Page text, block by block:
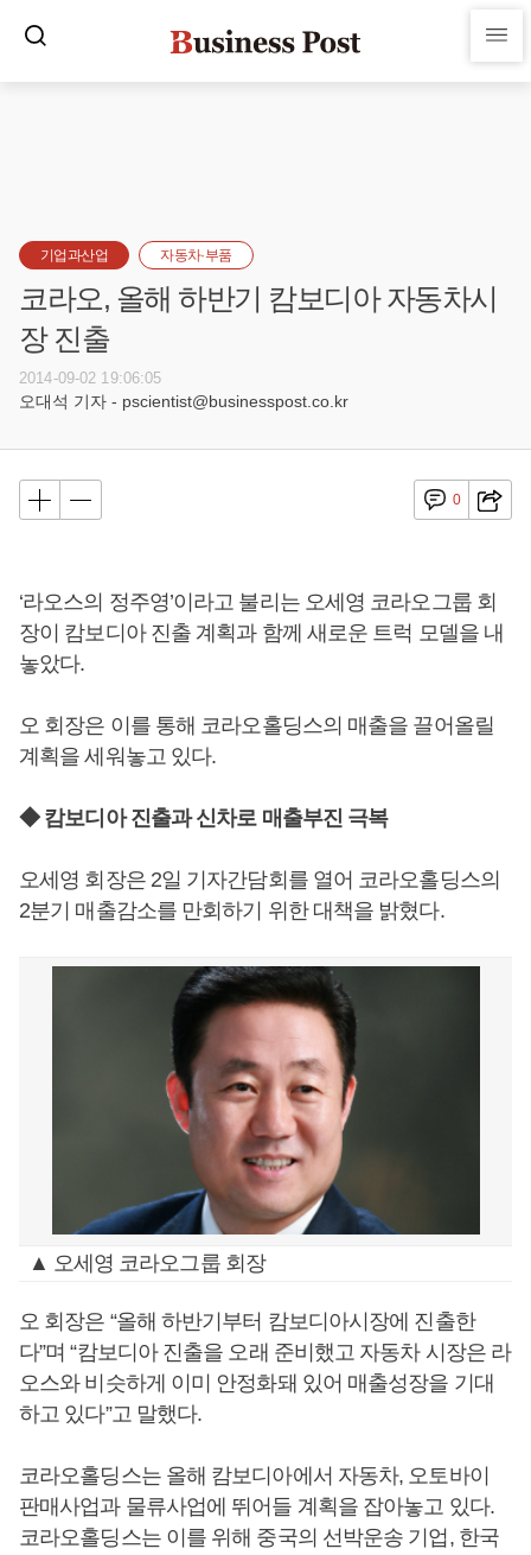
기업과산업 자동차·부품
코라오, 올해 하반기 캄보디아 자동차시
장 진출
2014-09-02 19:06:05
오대석 기자 - pscientist@businesspost.co.kr
0
‘라오스의 정주영’이라고 불리는 오세영 코라오그룹 회
장이 캄보디아 진출 계획과 함께 새로운 트럭 모델을 내
놓았다.
오 회장은 이를 통해 코라오홀딩스의 매출을 끌어올릴
계획을 세워놓고 있다.
◆ 캄보디아 진출과 신차로 매출부진 극복
오세영 회장은 2일 기자간담회를 열어 코라오홀딩스의
2분기 매출감소를 만회하기 위한 대책을 밝혔다.
▲ 오세영 코라오그룹 회장
오 회장은 “올해 하반기부터 캄보디아시장에 진출한
다”며 “캄보디아 진출을 오래 준비했고 자동차 시장은 라
오스와 비슷하게 이미 안정화돼 있어 매출성장을 기대
하고 있다”고 말했다.
코라오홀딩스는 올해 캄보디아에서 자동차, 오토바이
판매사업과 물류사업에 뛰어들 계획을 잡아놓고 있다.
코라오홀딩스는 이를 위해 중국의 선박운송 기업, 한국